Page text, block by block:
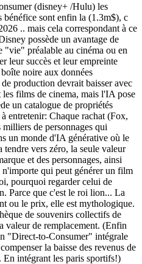
(disney+ /Hulu) les
bénéfice sont enfin la (1.3m$), c
.. mais cela correspondant à ce
possède un avantage de
"vie" préalable au cinéma ou en
leur succès et leur empreinte
noire aux données
production devrait baisser avec
films de cinema, mais l'IA pose
un catalogue de propriétés
entretenir: Chaque rachat (Fox,
de personnages qui
un monde d'IA générative où le
vers zéro, la seule valeur
et des personnages, ainsi
qui peut générer un film
pourquoi regarder celui de
Parce que c'est le roi lion... La
ou le prix, elle est mythologique.
de souvenirs collectifs de
valeur de remplacement. (Enfin
"Direct-to-Consumer" intégrale
la baisse des revenus de
intégrant les paris sportifs!)